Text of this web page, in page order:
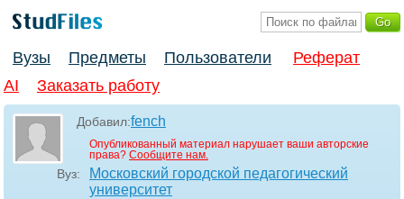
Вузы Предметы Пользователи
Реферат
AI
Заказать работу
Добавил:fench
Опубликованный материал нарушает ваши авторские
права? Сообщите нам.
Вуз:
Московский городской педагогический
университет